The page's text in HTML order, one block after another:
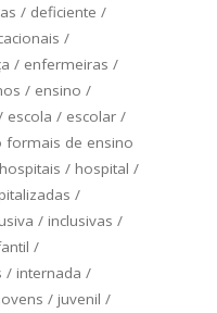
/ deficiente /
/
/ enfermeiras /
/ ensino /
escola / escolar/
formais de ensino
hospitais / hospital /
/
/ inclusivas /
/
/ internada /
jovens / juvenil /